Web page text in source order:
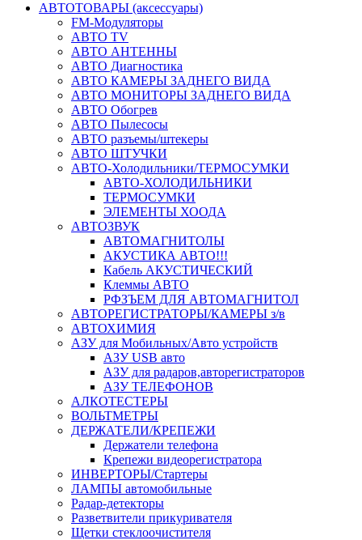
АВТОТОВАРЫ (аксессуары)
FM-Модуляторы
АВТО TV
АВТО АНТЕННЫ
АВТО Диагностика
АВТО КАМЕРЫ ЗАДНЕГО ВИДА
АВТО МОНИТОРЫ ЗАДНЕГО ВИДА
АВТО Обогрев
АВТО Пылесосы
АВТО разъемы/штекеры
АВТО ШТУЧКИ
АВТО-Холодильники/ТЕРМОСУМКИ
АВТО-ХОЛОДИЛЬНИКИ
ТЕРМОСУМКИ
ЭЛЕМЕНТЫ ХООДА
АВТОЗВУК
АВТОМАГНИТОЛЫ
АКУСТИКА АВТО!!!
Кабель АКУСТИЧЕСКИЙ
Клеммы АВТО
РФЗЪЕМ ДЛЯ АВТОМАГНИТОЛ
АВТОРЕГИСТРАТОРЫ/КАМЕРЫ з/в
АВТОХИМИЯ
АЗУ для Мобильных/Авто устройств
АЗУ USB авто
АЗУ для радаров,авторегистраторов
АЗУ ТЕЛЕФОНОВ
АЛКОТЕСТЕРЫ
ВОЛЬТМЕТРЫ
ДЕРЖАТЕЛИ/КРЕПЕЖИ
Держатели телефона
Крепежи видеорегистратора
ИНВЕРТОРЫ/Стартеры
ЛАМПЫ автомобильные
Радар-детекторы
Разветвители прикуривателя
Щетки стеклоочистителя